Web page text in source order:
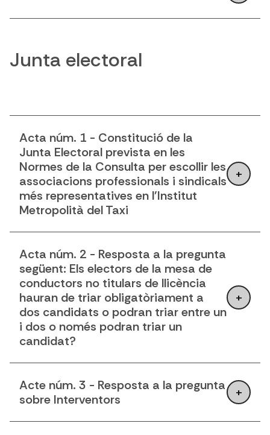
Junta electoral
Acta núm. 1 - Constitució de la
Junta Electoral prevista en les
Normes de la Consulta per escollir les
associacions professionals i sindicals
més representatives en l'Institut
Metropolità del Taxi
Acta núm. 2 - Resposta a la pregunta
següent: Els electors de la mesa de
conductors no titulars de llicència
hauran de triar obligatòriament a
dos candidats o podran triar entre un
i dos o només podran triar un
candidat?
Acte núm. 3 - Resposta a la pregunta
sobre Interventors